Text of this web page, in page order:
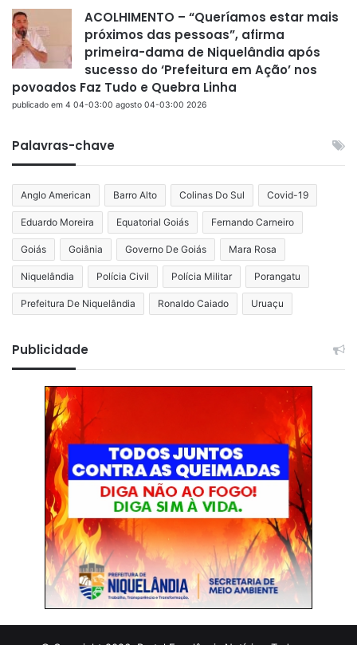
ACOLHIMENTO – “Queríamos estar mais
próximos das pessoas”, afirma
primeira-dama de Niquelândia após
sucesso do ‘Prefeitura em Ação’ nos
povoados Faz Tudo e Quebra Linha
publicado em 4 04-03:00 agosto 04-03:00 2026
Palavras-chave
Anglo American Barro Alto Colinas Do Sul Covid-19
Eduardo Moreira Equatorial Goiás Fernando Carneiro
Goiás Goiânia Governo De Goiás Mara Rosa
Niquelândia Polícia Civil Polícia Militar Porangatu
Prefeitura De Niquelândia Ronaldo Caiado Uruaçu
Publicidade